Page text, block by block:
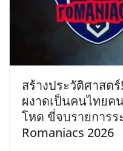
สร้างประวัติศาสตร์
ผงาดเป็นคนไทยค
โหด ขี่จบรายการร
Romaniacs 2026